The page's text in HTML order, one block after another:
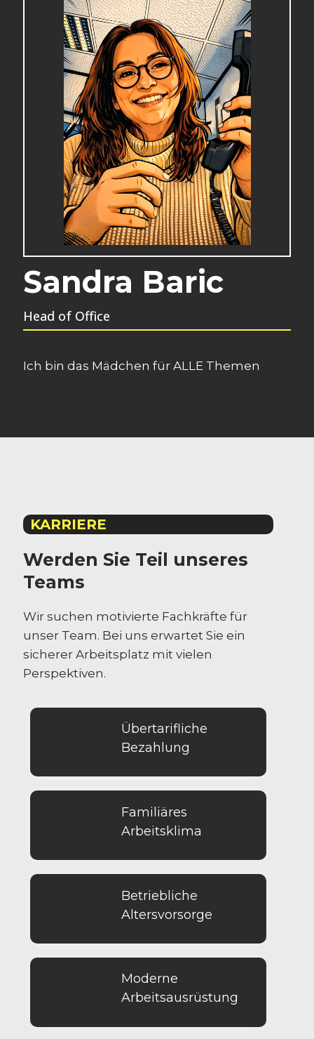
Sandra Baric
Head of Office
Ich bin das Mädchen für ALLE Themen
KARRIERE
Werden Sie Teil unseres
Teams
Wir suchen motivierte Fachkräfte für
unser Team. Bei uns erwartet Sie ein
sicherer Arbeitsplatz mit vielen
Perspektiven.
Übertarifliche
Bezahlung
Familiäres
Arbeitsklima
Betriebliche
Altersvorsorge
Moderne
Arbeitsausrüstung